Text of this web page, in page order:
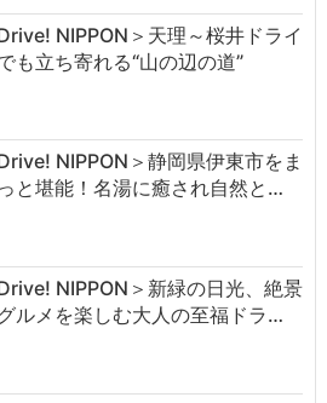
NIPPON＞天理～桜井ドライ
も立ち寄れる“山の辺の道”
NIPPON＞静岡県伊東市をま
と堪能！名湯に癒され自然と…
NIPPON＞新緑の日光、絶景
ルメを楽しむ大人の至福ドラ…